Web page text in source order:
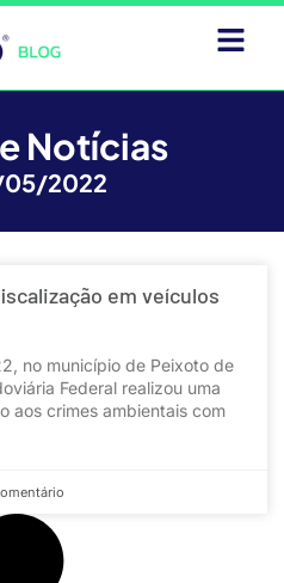
Notícias
2022
em veículos
no município de Peixoto de
Federal realizou uma
aos crimes ambientais com